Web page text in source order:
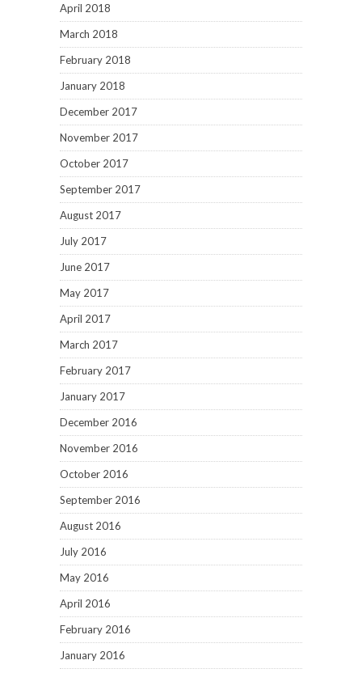
April 2018
March 2018
February 2018
January 2018
December 2017
November 2017
October 2017
September 2017
August 2017
July 2017
June 2017
May 2017
April 2017
March 2017
February 2017
January 2017
December 2016
November 2016
October 2016
September 2016
August 2016
July 2016
May 2016
April 2016
February 2016
January 2016